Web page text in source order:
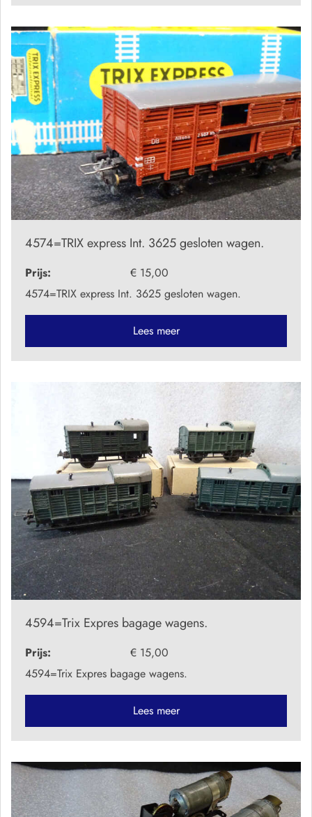
4574=TRIX express Int. 3625 gesloten wagen.
Prijs:
€ 15,00
4574=TRIX express Int. 3625 gesloten wagen.
Lees meer
4594=Trix Expres bagage wagens.
Prijs:
€ 15,00
4594=Trix Expres bagage wagens.
Lees meer